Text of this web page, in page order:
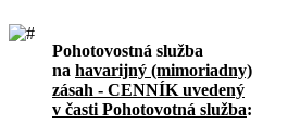
Pohotovostná služba
na havarijný (mimoriadny)
zásah - CENNÍK uvedený
v časti Pohotovotná služba: